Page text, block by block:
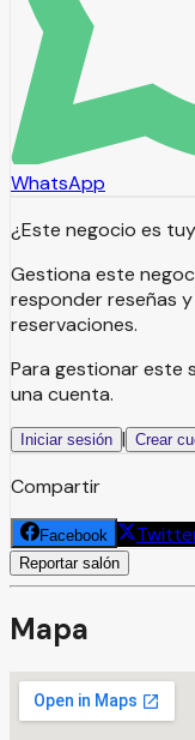
WhatsApp
¿Este negocio es
Gestiona este
responder reseñas
reservaciones.
Para gestionar este
una cuenta.
Iniciar sesión | Crear
Compartir
Facebook
Reportar salón
Mapa